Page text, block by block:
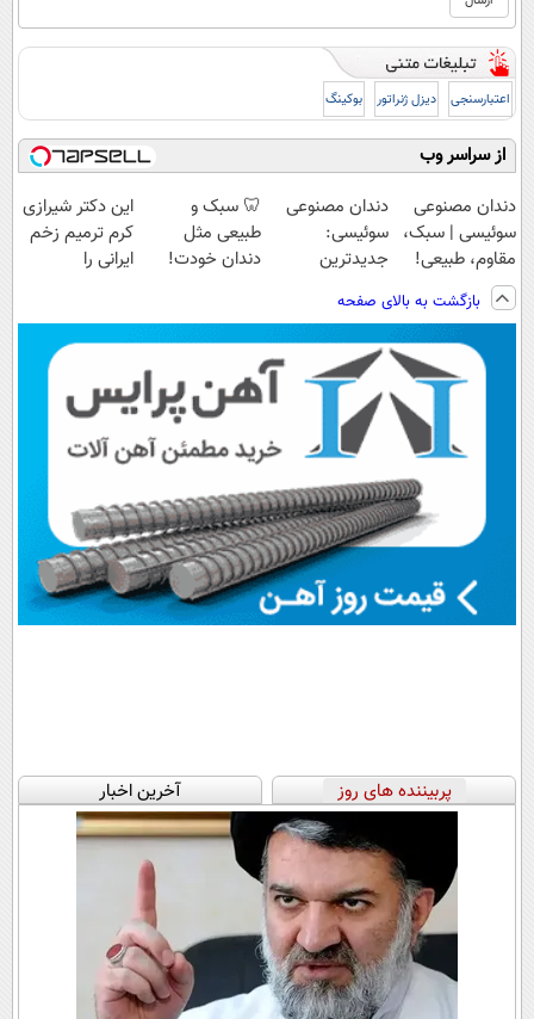
اعتبارسنجی دیزل ژنراتور بوکینگ
از سراسر وب
دندان مصنوعی
سوئیسی | سبک،
مقاوم، طبیعی!
ویزیت
رایگان+پرداخت
اقساطی😍
دندان مصنوعی
سوئیسی:
جدیدترین
سبک و مقاوم |
پرداخت قسطی
🦷 سبک و
طبیعی مثل
دندان خودت!
💳 📍 تهران
این دکتر شیرازی
کرم ترمیم زخم
ایرانی را
بازگشت به بالای صفحه
پربیننده های روز آخرین اخبار